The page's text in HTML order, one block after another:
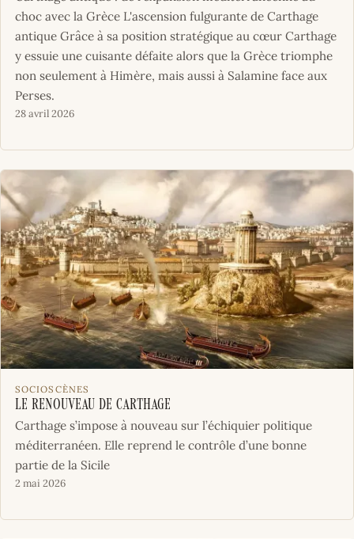
choc avec la Grèce L'ascension fulgurante de Carthage
antique Grâce à sa position stratégique au cœur Carthage
y essuie une cuisante défaite alors que la Grèce triomphe
non seulement à Himère, mais aussi à Salamine face aux
Perses.
28 avril 2026
SOCIOSCÈNES
Le renouveau de Carthage
Carthage s’impose à nouveau sur l’échiquier politique
méditerranéen. Elle reprend le contrôle d’une bonne
partie de la Sicile
2 mai 2026